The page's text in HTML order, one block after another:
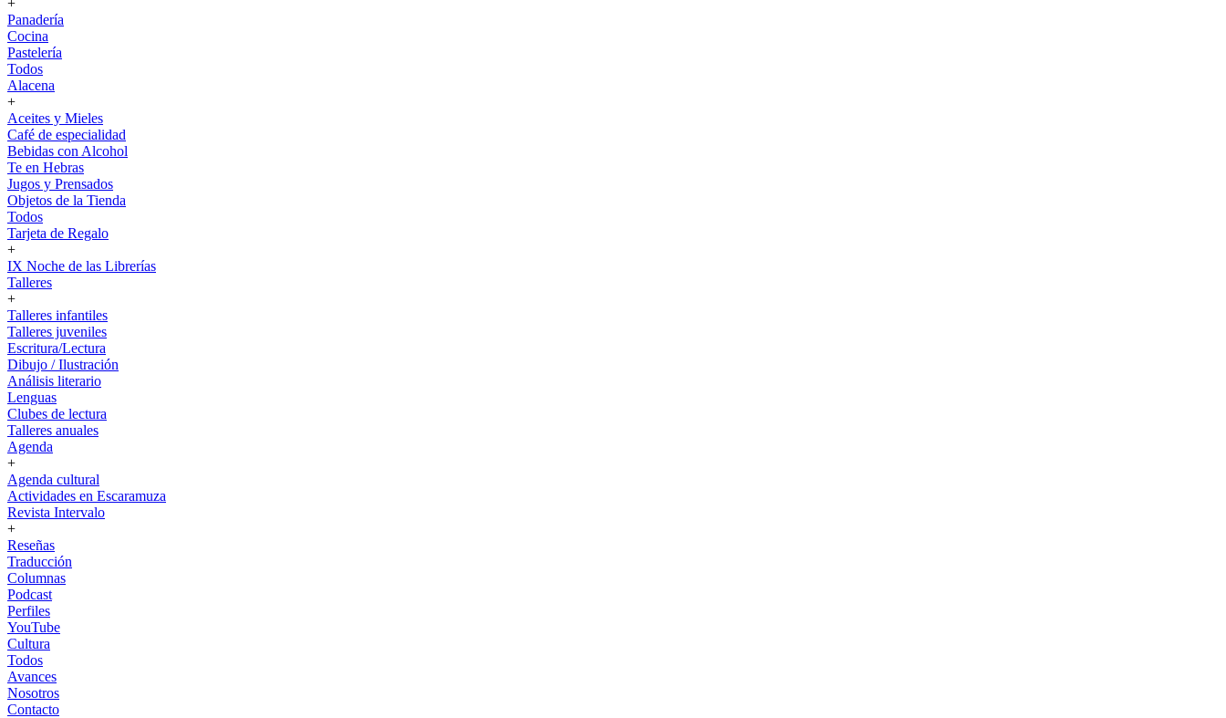
+
Panadería
Cocina
Pastelería
Todos
Alacena
+
Aceites y Mieles
Café de especialidad
Bebidas con Alcohol
Te en Hebras
Jugos y Prensados
Objetos de la Tienda
Todos
Tarjeta de Regalo
+
IX Noche de las Librerías
Talleres
+
Talleres infantiles
Talleres juveniles
Escritura/Lectura
Dibujo / Ilustración
Análisis literario
Lenguas
Clubes de lectura
Talleres anuales
Agenda
+
Agenda cultural
Actividades en Escaramuza
Revista Intervalo
+
Reseñas
Traducción
Columnas
Podcast
Perfiles
YouTube
Cultura
Todos
Avances
Nosotros
Contacto